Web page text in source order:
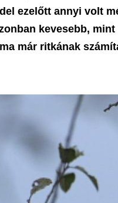
ezelőtt annyi volt
kevesebb,
már ritkának